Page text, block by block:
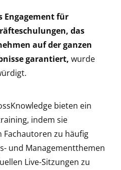
Engagement für
das
auf der ganzen
garantiert, wurde
bieten ein
indem sie
zu häufig
und Managementthemen
Live-Sitzungen zu